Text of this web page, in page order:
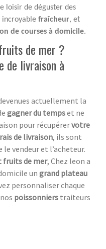
loisir de déguster des
incroyable fraîcheur, et
de courses à domicile.
de mer ?
de livraison à
actuellement la
gagner du tempset ne
pour récupérervotre
de livraison, ils sont
le vendeur et l’acheteur.
fruits de mer, Chez leon a
ungrand plateau
personnaliser chaque
poissonniers traiteurs